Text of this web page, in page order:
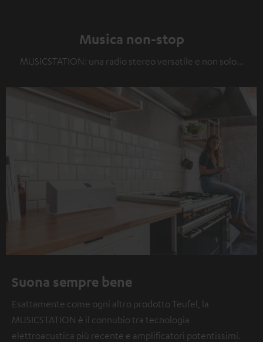
Musica non-stop
MUSICSTATION: una radio stereo versatile e non solo...
Suona sempre bene
Esattamente come ogni altro prodotto Teufel, la
MUSICSTATION è il connubio tra tecnologia
elettroacustica più recente e amplificatori potentissimi.